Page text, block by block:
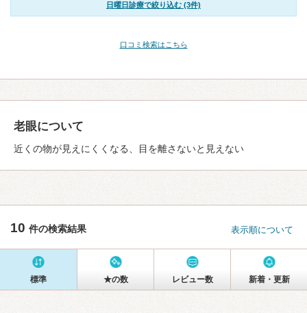
日曜日診療で絞り込む (3件)
口コミ検索はこちら
老眼について
近くの物が見えにくくなる、目を離さないと見えない
10 件の検索結果 表示順について
標準 ★の数 レビュー数 新着・更新